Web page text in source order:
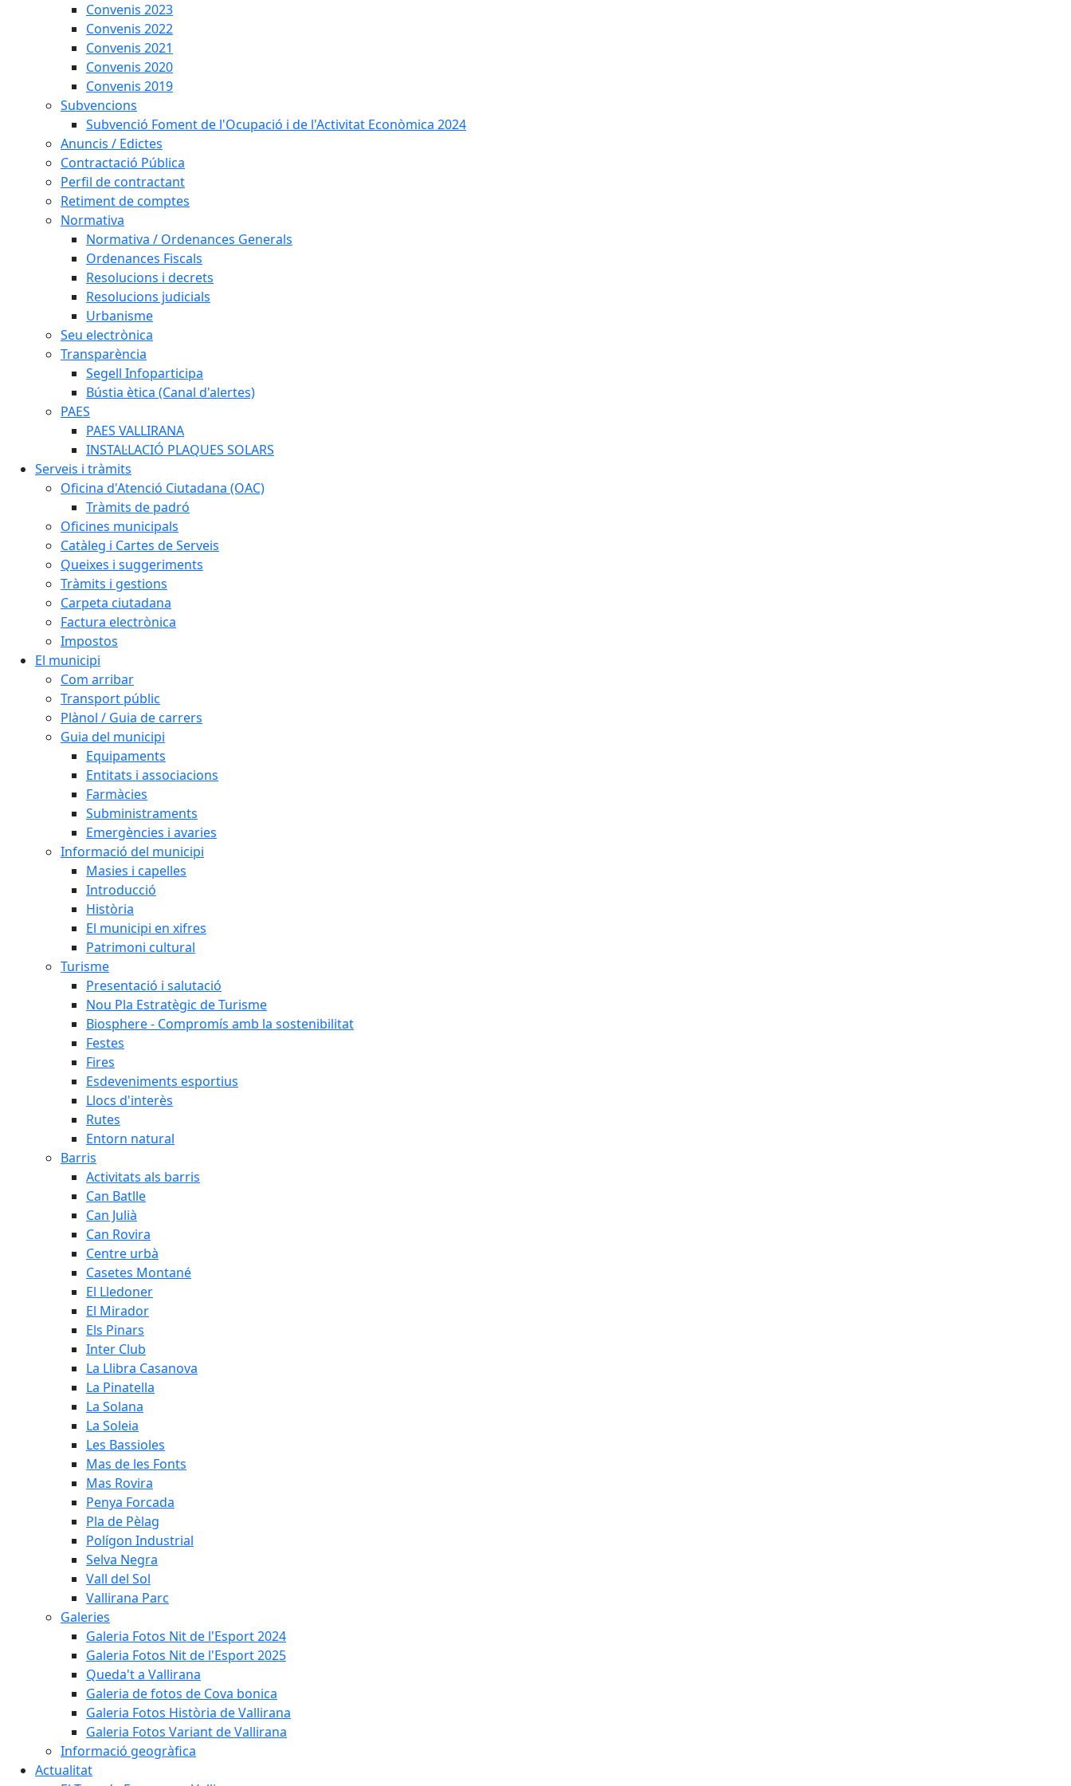
Convenis 2023
Convenis 2022
Convenis 2021
Convenis 2020
Convenis 2019
Subvencions
Subvenció Foment de l'Ocupació i de l'Activitat Econòmica 2024
Anuncis / Edictes
Contractació Pública
Perfil de contractant
Retiment de comptes
Normativa
Normativa / Ordenances Generals
Ordenances Fiscals
Resolucions i decrets
Resolucions judicials
Urbanisme
Seu electrònica
Transparència
Segell Infoparticipa
Bústia ètica (Canal d'alertes)
PAES
PAES VALLIRANA
INSTAL·LACIÓ PLAQUES SOLARS
Serveis i tràmits
Oficina d'Atenció Ciutadana (OAC)
Tràmits de padró
Oficines municipals
Catàleg i Cartes de Serveis
Queixes i suggeriments
Tràmits i gestions
Carpeta ciutadana
Factura electrònica
Impostos
El municipi
Com arribar
Transport públic
Plànol / Guia de carrers
Guia del municipi
Equipaments
Entitats i associacions
Farmàcies
Subministraments
Emergències i avaries
Informació del municipi
Masies i capelles
Introducció
Història
El municipi en xifres
Patrimoni cultural
Turisme
Presentació i salutació
Nou Pla Estratègic de Turisme
Biosphere - Compromís amb la sostenibilitat
Festes
Fires
Esdeveniments esportius
Llocs d'interès
Rutes
Entorn natural
Barris
Activitats als barris
Can Batlle
Can Julià
Can Rovira
Centre urbà
Casetes Montané
El Lledoner
El Mirador
Els Pinars
Inter Club
La Llibra Casanova
La Pinatella
La Solana
La Soleia
Les Bassioles
Mas de les Fonts
Mas Rovira
Penya Forcada
Pla de Pèlag
Polígon Industrial
Selva Negra
Vall del Sol
Vallirana Parc
Galeries
Galeria Fotos Nit de l'Esport 2024
Galeria Fotos Nit de l'Esport 2025
Queda't a Vallirana
Galeria de fotos de Cova bonica
Galeria Fotos Història de Vallirana
Galeria Fotos Variant de Vallirana
Informació geogràfica
Actualitat